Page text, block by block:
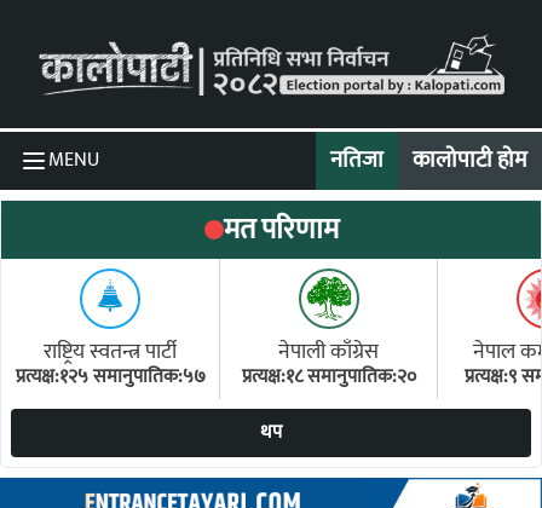
MENU नतिजा कालोपाटी होम
मत परिणाम
राष्ट्रिय स्वतन्त्र पार्टी
प्रत्यक्ष:१२५ समानुपातिक:५७
नेपाली काँग्रेस
प्रत्यक्ष:१८ समानुपातिक:२०
नेपाल
प्रत्यक्ष:९
थप